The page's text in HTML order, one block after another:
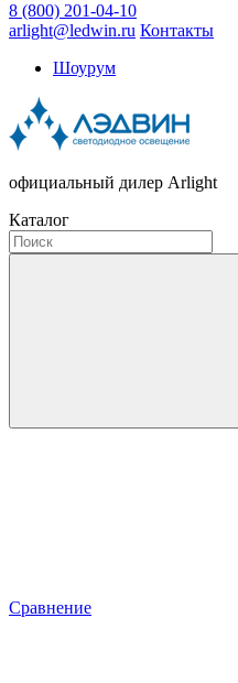
8 (800) 201-04-10
arlight@ledwin.ru Контакты
Шоурум
официальный дилер Arlight
Каталог
Сравнение